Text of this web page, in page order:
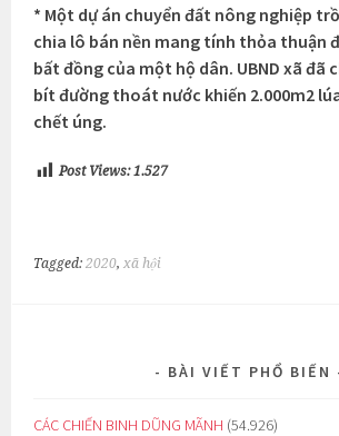
* Một dự án chuyển đất nông nghiệp
chia lô bán nền mang tính thỏa thuận
bất đồng của một hộ dân. UBND xã đã
bít đường thoát nước khiến 2.000m2
chết úng.
Post Views: 1.527
Tagged:2020,xã hội
BÀI VIẾT PHỔ BIẾN
CÁC CHIẾN BINH DŨNG MÃNH (54.926)